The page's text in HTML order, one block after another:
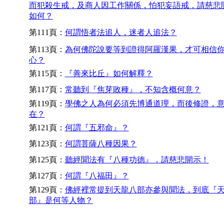
而犯殺生戒，及商人因工作關係，怕犯妄語戒，請慈悲
如何？
第111頁： 何謂悟者法追人，迷者人追法？
第113頁： 為何佛陀說要等到證得阿羅漢果，才可相信
心？
第115頁：
『善來比丘』如何解釋？
第117頁： 常聽到『焦芽敗種』，不知含概何意？
第119頁： 學佛之人為何必須先博通道理，而後修證，
在？
第121頁： 何謂『五邪命』？
第123頁： 何謂菩薩八種因果？
第125頁： 聽經聞法有『八種功德』，請慈悲開示！
第127頁： 何謂『八福田』？
第129頁： 佛經裡常提到天龍八部亦參與聞法，到底『
部』是何等人物？